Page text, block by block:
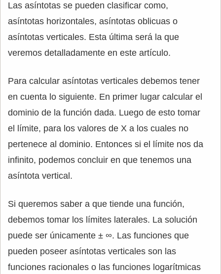
Las asíntotas se pueden clasificar como,
asíntotas horizontales, asíntotas oblicuas o
asíntotas verticales. Esta última será la que
veremos detalladamente en este artículo.
Para calcular asíntotas verticales debemos tener
en cuenta lo siguiente. En primer lugar calcular el
dominio de la función dada. Luego de esto tomar
el límite, para los valores de X a los cuales no
pertenece al dominio. Entonces si el límite nos da
infinito, podemos concluir en que tenemos una
asíntota vertical.
Si queremos saber a que tiende una función,
debemos tomar los límites laterales. La solución
puede ser únicamente ± ∞. Las funciones que
pueden poseer asíntotas verticales son las
funciones racionales o las funciones logarítmicas